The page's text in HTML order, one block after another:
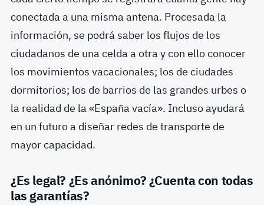
conectada a una misma antena. Procesada la
información, se podrá saber los flujos de los
ciudadanos de una celda a otra y con ello conocer
los movimientos vacacionales; los de ciudades
dormitorios; los de barrios de las grandes urbes o
la realidad de la «España vacía». Incluso ayudará
en un futuro a diseñar redes de transporte de
mayor capacidad.
¿Es legal? ¿Es anónimo? ¿Cuenta con todas
las garantías?